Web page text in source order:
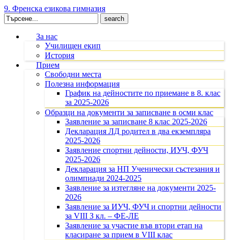
9. Френска езикова гимназия
Search
for:
За нас
Училищен екип
История
Прием
Свободни места
Полезна информация
График на дейностите по приемане в 8. клас
за 2025-2026
Образци на документи за записване в осми клас
Заявление за записване 8 клас 2025-2026
Декларация ЛД родител в два екземпляра
2025-2026
Заявление спортни дейности, ИУЧ, ФУЧ
2025-2026
Декларация за НП Ученически състезания и
олимпиади 2024-2025
Заявление за изтегляне на документи 2025-
2026
Заявление за ИУЧ, ФУЧ и спортни дейности
за VIII З кл. – ФЕ-ЛЕ
Заявление за участие във втори етап на
класиране за прием в VIII клас